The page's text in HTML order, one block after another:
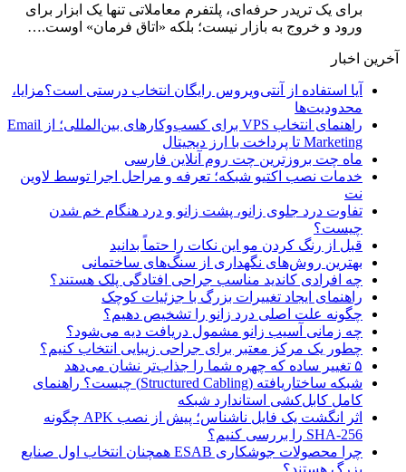
برای یک تریدر حرفه‌ای، پلتفرم معاملاتی تنها یک ابزار برای
ورود و خروج به بازار نیست؛ بلکه «اتاق فرمان» اوست.…
آخرین اخبار
آیا استفاده از آنتی‌ویروس رایگان انتخاب درستی است؟مزایا،
محدودیت‌ها
راهنمای انتخاب VPS برای کسب‌وکارهای بین‌المللی؛ از Email
Marketing تا پرداخت با ارز دیجیتال
ماه چت بروزترین چت روم آنلاین فارسی
خدمات نصب اکتیو شبکه؛ تعرفه و مراحل اجرا توسط لاوین
نت
تفاوت درد جلوی زانو، پشت زانو و درد هنگام خم شدن
چیست؟
قبل از رنگ کردن مو این نکات را حتماً بدانید
بهترین روش‌های نگهداری از سنگ‌های ساختمانی
چه افرادی کاندید مناسب جراحی افتادگی پلک هستند؟
راهنمای ایجاد تغییرات بزرگ با جزئیات کوچک
چگونه علت اصلی درد زانو را تشخیص دهیم؟
چه زمانی آسیب زانو مشمول دریافت دیه می‌شود؟
چطور یک مرکز معتبر برای جراحی زیبایی انتخاب کنیم؟
۵ تغییر ساده که چهره شما را جذاب‌تر نشان می‌دهد
شبکه ساختاریافته (Structured Cabling) چیست؟ راهنمای
کامل کابل‌کشی استاندارد شبکه
اثر انگشت یک فایل ناشناس؛ پیش از نصب APK چگونه
SHA-256 را بررسی کنیم؟
چرا محصولات جوشکاری ESAB همچنان انتخاب اول صنایع
بزرگ هستند؟